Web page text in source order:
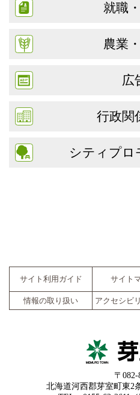
就職
農業
広
行政関
シティプロ
サイト利用ガイド サイト
情報の取り扱い
アクセシビ
〒082-
北海道河西郡芽室町東